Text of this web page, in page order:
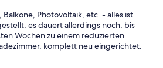
Photovoltaik, etc. - alles ist
es dauert allerdings noch, bis
Wochen zu einem reduzierten
komplett neu eingerichtet.